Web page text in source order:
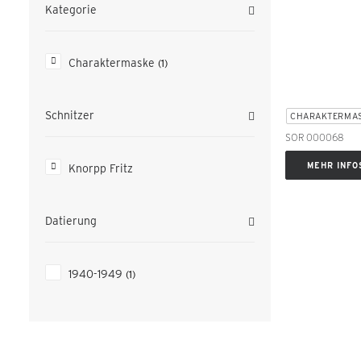
Kategorie
Charaktermaske (1)
Schnitzer
Knorpp Fritz
Datierung
1940-1949 (1)
SOR 000068
MEHR